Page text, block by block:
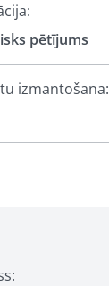
pētījums
izmantošana: